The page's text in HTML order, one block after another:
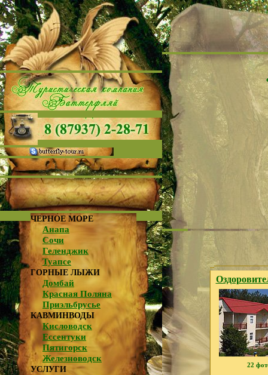
ЧЕРНОЕ МОРЕ
Анапа
Сочи
Геленджик
Туапсе
ГОРНЫЕ ЛЫЖИ
Домбай
Красная Поляна
Приэльбрусье
КАВМИНВОДЫ
Кисловодск
Ессентуки
Пятигорск
Железноводск
УСЛУГИ
22